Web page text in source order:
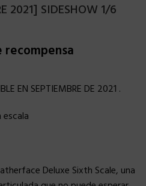
2021] SIDESHOW 1/6
recompensa
EN SEPTIEMBRE DE 2021 .
Deluxe Sixth Scale, una